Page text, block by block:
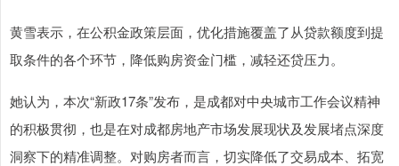
黄雪表示，在公积金政策层面，优化措施覆盖了从贷款额度到提
取条件的各个环节，降低购房资金门槛，减轻还贷压力。
她认为，本次“新政17条”发布，是成都对中央城市工作会议精神
的积极贯彻，也是在对成都房地产市场发展现状及发展堵点深度
洞察下的精准调整。对购房者而言，切实降低了交易成本、拓宽